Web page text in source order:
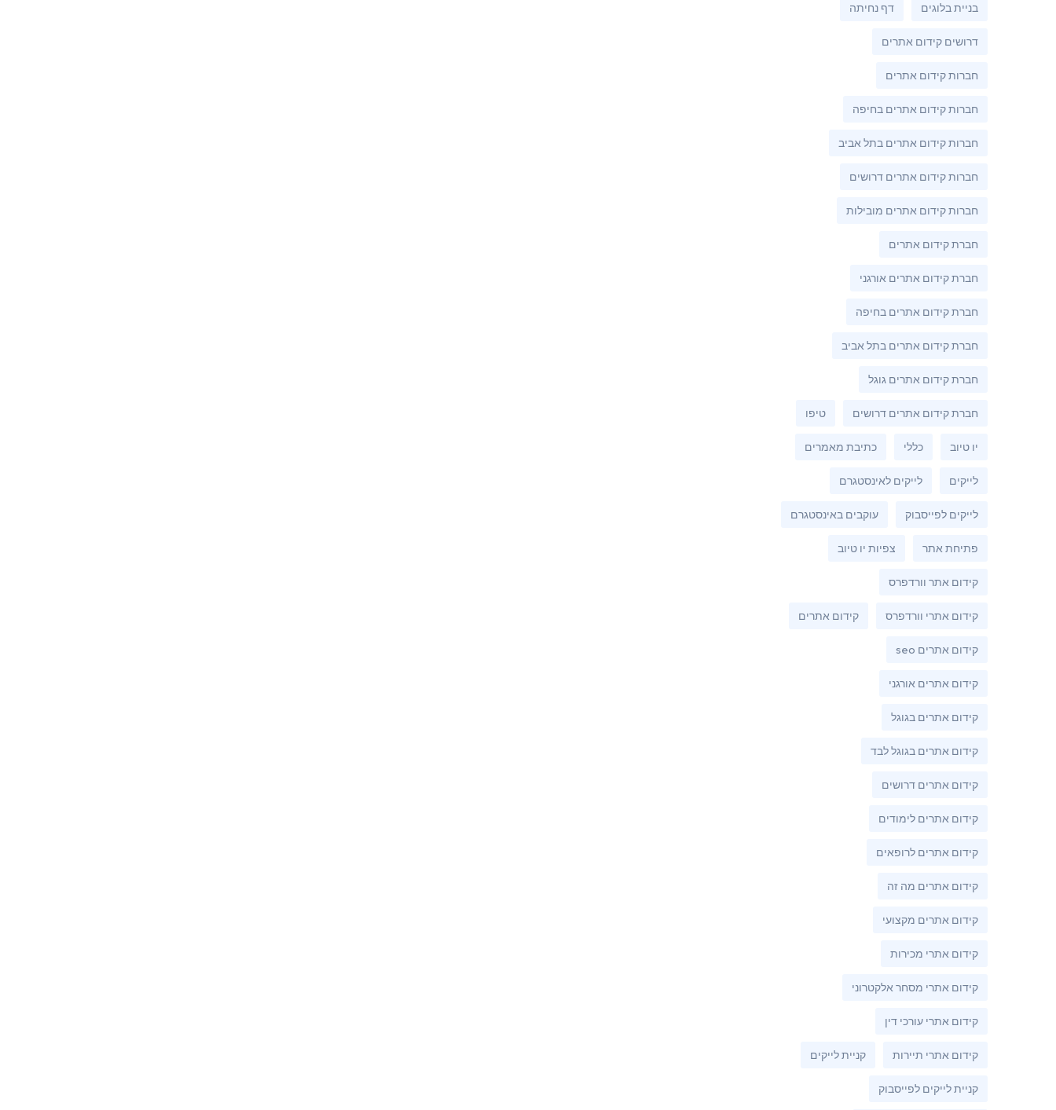
בניית בלוגים דף נחיתה
דרושים קידום אתרים
חברות קידום אתרים
חברות קידום אתרים בחיפה
חברות קידום אתרים בתל אביב
חברות קידום אתרים דרושים
חברות קידום אתרים מובילות
חברת קידום אתרים
חברת קידום אתרים אורגני
חברת קידום אתרים בחיפה
חברת קידום אתרים בתל אביב
חברת קידום אתרים גוגל
חברת קידום אתרים דרושים טיפו
יו טיוב כללי כתיבת מאמרים
לייקים לייקים לאינסטגרם
לייקים לפייסבוק עוקבים באינסטגרם
פתיחת אתר צפיות יו טיוב
קידום אתר וורדפרס
קידום אתרי וורדפרס קידום אתרים
קידום אתרים seo
קידום אתרים אורגני
קידום אתרים בגוגל
קידום אתרים בגוגל לבד
קידום אתרים דרושים
קידום אתרים לימודים
קידום אתרים לרופאים
קידום אתרים מה זה
קידום אתרים מקצועי
קידום אתרי מכירות
קידום אתרי מסחר אלקטרוני
קידום אתרי עורכי דין
קידום אתרי תיירות קניית לייקים
קניית לייקים לפייסבוק